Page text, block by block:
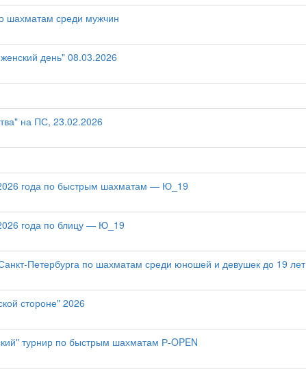
шахматам среди мужчин
день" 08.03.2026
на ПС, 23.02.2026
года по быстрым шахматам — Ю_19
года по блицу — Ю_19
Петербурга по шахматам среди юношей и девушек до 19 лет
стороне" 2026
турнир по быстрым шахматам Р-OPEN